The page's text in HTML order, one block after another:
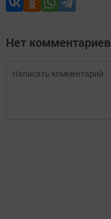
Нет комментариев